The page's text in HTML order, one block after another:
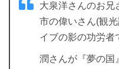
大泉洋さんのお兄
市の偉いさん(観
イブの影の功労者
潤さんが『夢の国